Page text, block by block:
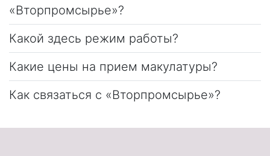
«Вторпромсырье»?
Какой здесь режим работы?
Какие цены на прием макулатуры?
Как связаться с «Вторпромсырье»?